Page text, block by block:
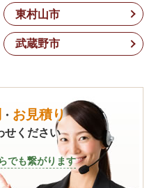
東村山市
武蔵野市
・ お見積り
せください
でも繋がります